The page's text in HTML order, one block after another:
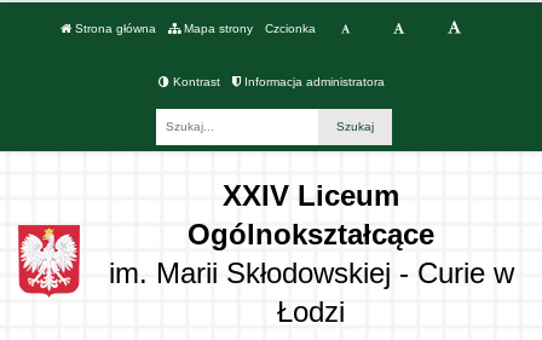
Strona główna Mapa strony Czcionka
Kontrast Informacja administratora
XXIV Liceum
Ogólnokształcące
im. Marii Skłodowskiej - Curie w
Łodzi